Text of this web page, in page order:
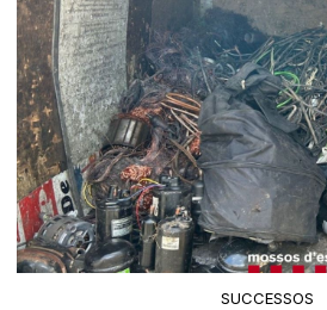
SUCCESSOS